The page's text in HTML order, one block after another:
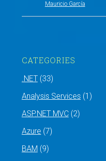
Mauricio García
CATEGORIES
.NET(33)
Analysis Services (1)
ASP.NET MVC(2)
Azure (7)
BAM (9)